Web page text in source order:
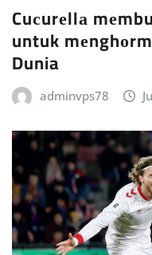
Cuсurеllа
untuk
Dunia
adminvps78